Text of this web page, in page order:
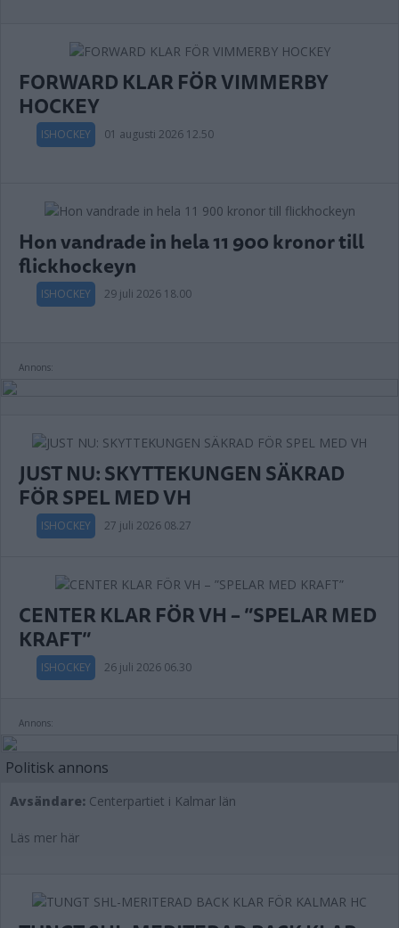
FORWARD KLAR FÖR VIMMERBY
HOCKEY
ISHOCKEY 01 augusti 2026 12.50
Hon vandrade in hela 11 900 kronor till
flickhockeyn
ISHOCKEY 29 juli 2026 18.00
Annons:
JUST NU: SKYTTEKUNGEN SÄKRAD
FÖR SPEL MED VH
ISHOCKEY 27 juli 2026 08.27
CENTER KLAR FÖR VH – ”SPELAR MED
KRAFT”
ISHOCKEY 26 juli 2026 06.30
Annons:
Politisk annons
Avsändare: Centerpartiet i Kalmar län
Läs mer här